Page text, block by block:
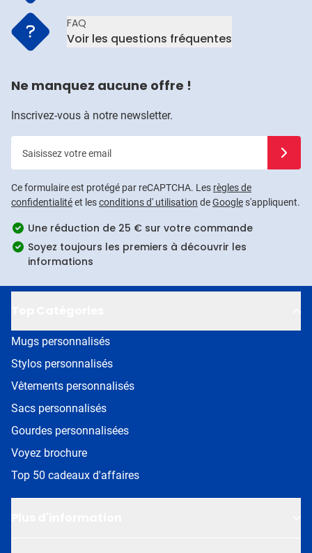
FAQ
Voir les questions fréquentes
Ne manquez aucune offre !
Inscrivez-vous à notre newsletter.
Ce formulaire est protégé par reCAPTCHA. Les règles de
confidentialitéet lesconditions d' utilisation deGoogles'appliquent.
Une réduction de 25 € sur votre commande
Soyez toujours les premiers à découvrir les
informations
Mugs personnalisés
Stylos personnalisés
Vêtements personnalisés
Sacs personnalisés
Gourdes personnalisées
Voyez brochure
Top 50 cadeaux d'affaires